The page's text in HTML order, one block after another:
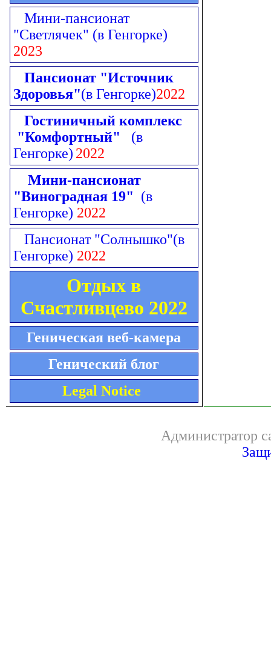
Мини-пансионат
"Светлячек" (в Генгорке)
2023
Пансионат "Источник
Здоровья"(в Генгорке)2022
Гостиничный комплекс
"Комфортный" (в
Генгорке) 2022
Мини-пансионат
"Виноградная 19" (в
Генгорке) 2022
Пансионат "Солнышко"(в
Генгорке) 2022
Отдых в
Счастливцево 2022
Геническая веб-камера
Генический блог
Legal Notice
Администратор